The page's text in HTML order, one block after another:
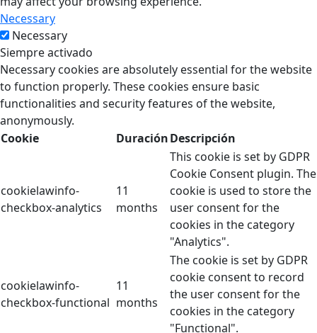
Necessary
Necessary
Siempre activado
Necessary cookies are absolutely essential for the website
to function properly. These cookies ensure basic
functionalities and security features of the website,
anonymously.
Cookie
DuraciónDescripción
cookielawinfo-
checkbox-analytics
11
months
This cookie is set by GDPR
Cookie Consent plugin. The
cookie is used to store the
user consent for the
cookies in the category
"Analytics".
cookielawinfo-
checkbox-functional
11
months
The cookie is set by GDPR
cookie consent to record
the user consent for the
cookies in the category
"Functional".